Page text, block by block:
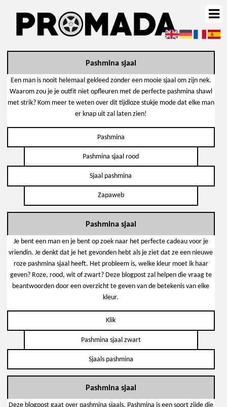
Pashmina sjaal
Een man is nooit helemaal gekleed zonder een mooie sjaal om zijn nek.
Waarom zou je je outfit niet opfleuren met de perfecte pashmina shawl
met strik? Kom meer te weten over dit tijdloze stukje mode dat elke man
er knap uit zal laten zien!
Pashmina
Pashmina sjaal rood
Sjaal pashmina
Zapaweb
Pashmina sjaal
Je bent een man en je bent op zoek naar het perfecte cadeau voor je
vriendin. Je denkt dat je het gevonden hebt als je ziet dat ze een nieuwe
roze pashmina sjaal heeft. Het probleem is, welke kleur moet ik haar
geven? Roze, rood, wit of zwart? Deze blogpost zal helpen die vraag te
beantwoorden door een overzicht te geven van de betekenis van elke
kleur.
Klik
Pashmina sjaal zwart
Sjaals pashmina
Pashmina sjaal
Deze blogpost gaat over pashmina sjaals. Pashmina is een soort zijde die